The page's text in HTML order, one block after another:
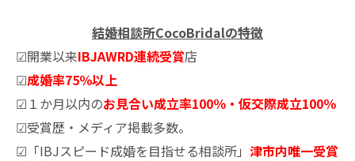
結婚相談所CocoBridalの特徴
☑開業以来IBJAWRD連続受賞店
☑成婚率75％以上
☑１か月以内のお見合い成立率100％・仮交際成立100％
☑受賞歴・メディア掲載多数。
☑「IBJスピード成婚を目指せる相談所」 津市内唯一受賞